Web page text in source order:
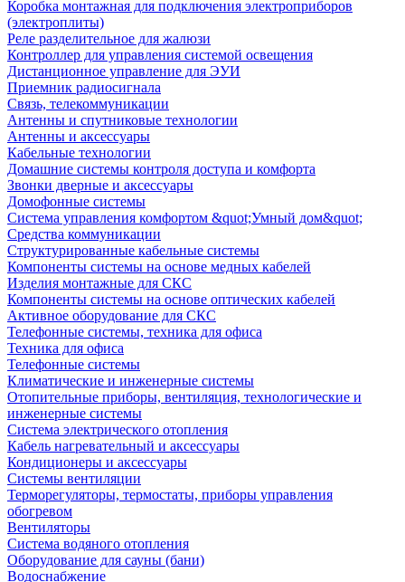
Коробка монтажная для подключения электроприборов
(электроплиты)
Реле разделительное для жалюзи
Контроллер для управления системой освещения
Дистанционное управление для ЭУИ
Приемник радиосигнала
Связь, телекоммуникации
Антенны и спутниковые технологии
Антенны и аксессуары
Кабельные технологии
Домашние системы контроля доступа и комфорта
Звонки дверные и аксессуары
Домофонные системы
Система управления комфортом &quot;Умный дом&quot;
Средства коммуникации
Структурированные кабельные системы
Компоненты системы на основе медных кабелей
Изделия монтажные для СКС
Компоненты системы на основе оптических кабелей
Активное оборудование для СКС
Телефонные системы, техника для офиса
Техника для офиса
Телефонные системы
Климатические и инженерные системы
Отопительные приборы, вентиляция, технологические и
инженерные системы
Система электрического отопления
Кабель нагревательный и аксессуары
Кондиционеры и аксессуары
Системы вентиляции
Терморегуляторы, термостаты, приборы управления
обогревом
Вентиляторы
Система водяного отопления
Оборудование для сауны (бани)
Водоснабжение